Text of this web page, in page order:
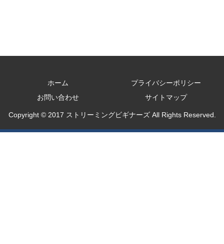
ホーム
プライバシーポリシー
お問い合わせ
サイトマップ
Copyright © 2017 ストリーミングビギナーズ All Rights Reserved.